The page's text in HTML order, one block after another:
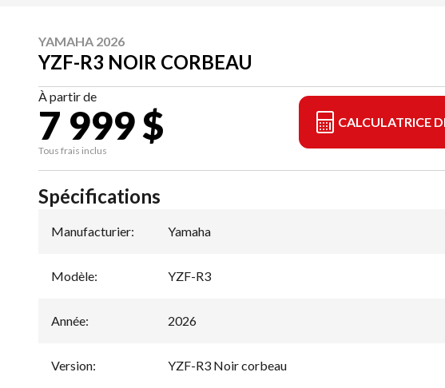
YAMAHA 2026
YZF-R3 NOIR CORBEAU
À partir de
7 999 $
Tous frais inclus
CALCULATRICE
Spécifications
Manufacturier: Yamaha
Modèle: YZF-R3
Année: 2026
Version: YZF-R3 Noir corbeau